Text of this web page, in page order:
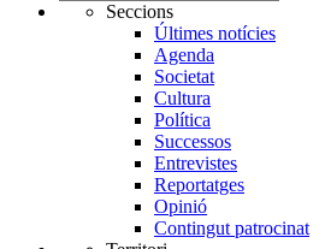
Seccions
Últimes notícies
Agenda
Societat
Cultura
Política
Successos
Entrevistes
Reportatges
Opinió
Contingut patrocinat